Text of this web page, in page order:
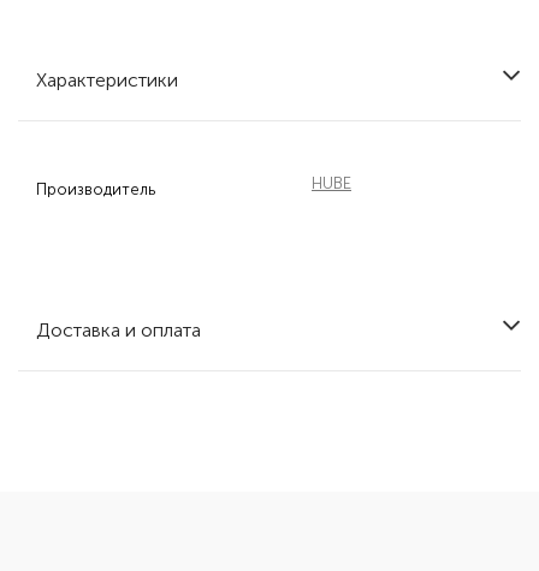
Характеристики
Производитель HUBE
Доставка и оплата